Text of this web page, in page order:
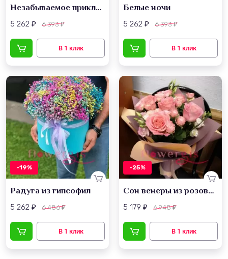
Незабываемое приключение
5 262 ₽ 6 393₽
Белые ночи
5 262 ₽ 6 393₽
-19%
Радуга из гипсофил
5 262 ₽ 6 486₽
-25%
Сон венеры из розовых роз
5 179 ₽ 6 948₽